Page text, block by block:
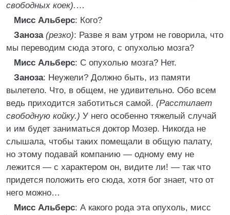
свободных коек). …
Мисс Альберс: Кого?
Заноза (резко): Разве я вам утром не говорила, что
мы переводим сюда этого, с опухолью мозга?
Мисс Альберс: С опухолью мозга? Нет.
Заноза: Неужели? Должно быть, из памяти
вылетело. Что, в общем, не удивительно. Обо всем
ведь приходится заботиться самой. (Расстилает
свободную койку.) У него особенно тяжелый случай
и им будет заниматься доктор Мозер. Никогда не
слышала, чтобы таких помещали в общую палату,
но этому подавай компанию — одному ему не
лежится — с характером он, видите ли! — так что
придется положить его сюда, хотя бог знает, что от
него можно…
Мисс Альберс: А какого рода эта опухоль, мисс